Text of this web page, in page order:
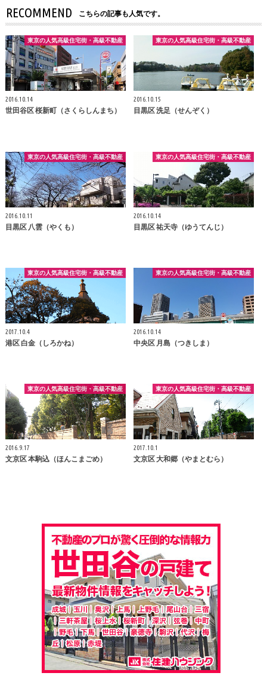
RECOMMEND こちらの記事も人気です。
東京の人気高級住宅街・高級不動産
2016.10.14
世田谷区 桜新町（さくらしんまち）
東京の人気高級住宅街・高級不動産
2016.10.15
目黒区 洗足（せんぞく）
東京の人気高級住宅街・高級不動産
2016.10.11
目黒区 八雲（やくも）
東京の人気高級住宅街・高級不動産
2016.10.14
目黒区 祐天寺（ゆうてんじ）
東京の人気高級住宅街・高級不動産
2017.10.4
港区 白金（しろかね）
東京の人気高級住宅街・高級不動産
2016.10.14
中央区 月島（つきしま）
東京の人気高級住宅街・高級不動産
2016.9.17
文京区 本駒込（ほんこまごめ）
東京の人気高級住宅街・高級不動産
2017.10.1
文京区 大和郷（やまとむら）